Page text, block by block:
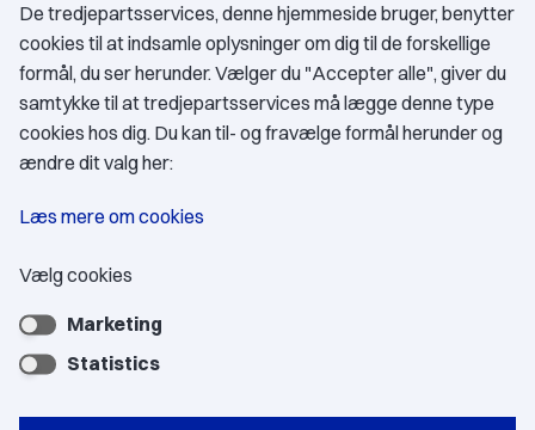
Medlemskab
Fordele som medlem
Kontingent
Bliv medlem
De tredjepartsservices, denne hjemmeside bruger, benytter
cookies til at indsamle oplysninger om dig til de forskellige
formål, du ser herunder. Vælger du "Accepter alle", giver du
samtykke til at tredjepartsservices må lægge denne type
cookies hos dig. Du kan til- og fravælge formål herunder og
ændre dit valg her:
Læs mere om cookies
Vælg cookies
Marketing
Statistics